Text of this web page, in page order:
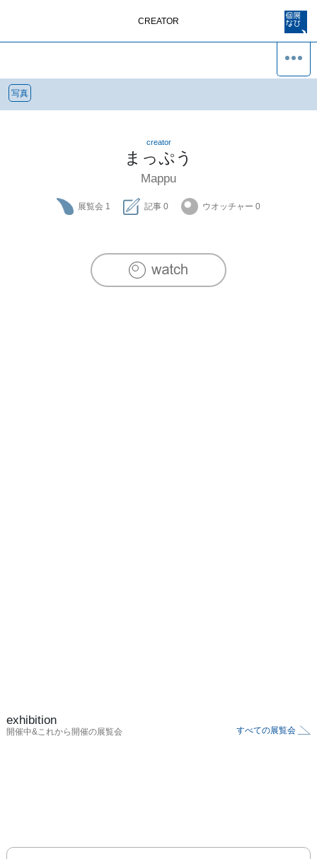
CREATOR
写真
creator
まっぷう
Mappu
展覧会 1 記事 0 ウオッチャー 0
exhibition
開催中&これから開催の展覧会 すべての展覧会